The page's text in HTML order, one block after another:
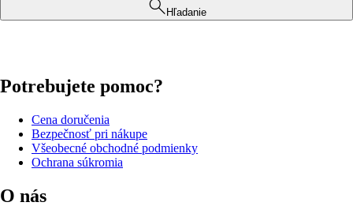
Hľadanie
Potrebujete pomoc?
Cena doručenia
Bezpečnosť pri nákupe
Všeobecné obchodné podmienky
Ochrana súkromia
O nás